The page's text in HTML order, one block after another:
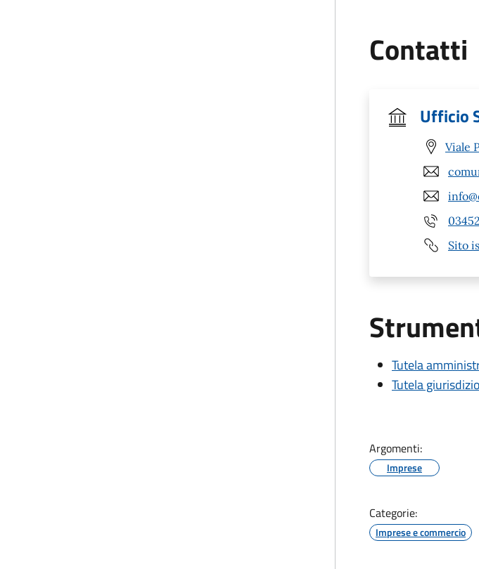
Contatti
Ufficio
Viale
Sito
Tutela
Tutela
Argomenti:
Imprese
Categorie:
Imprese e commercio